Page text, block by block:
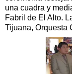
una cuadra y
Fabril de El Alto.
Tijuana, Orquesta